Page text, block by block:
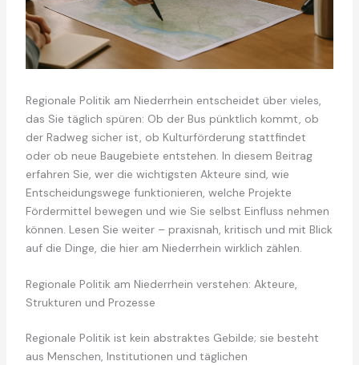
Regionale Politik am Niederrhein entscheidet über vieles,
das Sie täglich spüren: Ob der Bus pünktlich kommt, ob
der Radweg sicher ist, ob Kulturförderung stattfindet
oder ob neue Baugebiete entstehen. In diesem Beitrag
erfahren Sie, wer die wichtigsten Akteure sind, wie
Entscheidungswege funktionieren, welche Projekte
Fördermittel bewegen und wie Sie selbst Einfluss nehmen
können. Lesen Sie weiter – praxisnah, kritisch und mit Blick
auf die Dinge, die hier am Niederrhein wirklich zählen.
Regionale Politik am Niederrhein verstehen: Akteure,
Strukturen und Prozesse
Regionale Politik ist kein abstraktes Gebilde; sie besteht
aus Menschen, Institutionen und täglichen